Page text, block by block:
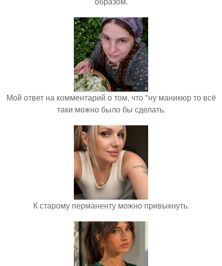
Мой ответ на комментарий о том, что "ну маникюр то всё
таки можно было бы сделать.
К старому перманенту можно привыкнуть.